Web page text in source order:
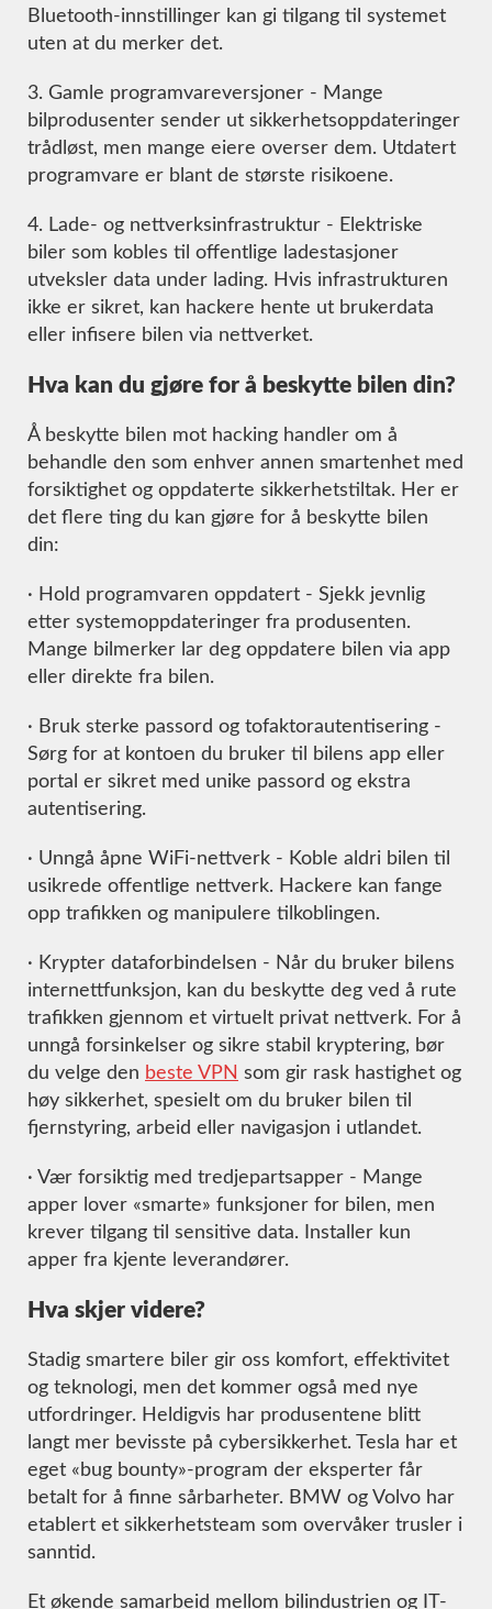
Bluetooth-innstillinger kan gi tilgang til systemet
uten at du merker det.
3. Gamle programvareversjoner - Mange
bilprodusenter sender ut sikkerhetsoppdateringer
trådløst, men mange eiere overser dem. Utdatert
programvare er blant de største risikoene.
4. Lade- og nettverksinfrastruktur - Elektriske
biler som kobles til offentlige ladestasjoner
utveksler data under lading. Hvis infrastrukturen
ikke er sikret, kan hackere hente ut brukerdata
eller infisere bilen via nettverket.
Hva kan du gjøre for å beskytte bilen din?
Å beskytte bilen mot hacking handler om å
behandle den som enhver annen smartenhet med
forsiktighet og oppdaterte sikkerhetstiltak. Her er
det flere ting du kan gjøre for å beskytte bilen
din:
· Hold programvaren oppdatert - Sjekk jevnlig
etter systemoppdateringer fra produsenten.
Mange bilmerker lar deg oppdatere bilen via app
eller direkte fra bilen.
· Bruk sterke passord og tofaktorautentisering -
Sørg for at kontoen du bruker til bilens app eller
portal er sikret med unike passord og ekstra
autentisering.
· Unngå åpne WiFi-nettverk - Koble aldri bilen til
usikrede offentlige nettverk. Hackere kan fange
opp trafikken og manipulere tilkoblingen.
· Krypter dataforbindelsen - Når du bruker bilens
internettfunksjon, kan du beskytte deg ved å rute
trafikken gjennom et virtuelt privat nettverk. For å
unngå forsinkelser og sikre stabil kryptering, bør
du velge den beste VPN som gir rask hastighet og
høy sikkerhet, spesielt om du bruker bilen til
fjernstyring, arbeid eller navigasjon i utlandet.
· Vær forsiktig med tredjepartsapper - Mange
apper lover «smarte» funksjoner for bilen, men
krever tilgang til sensitive data. Installer kun
apper fra kjente leverandører.
Hva skjer videre?
Stadig smartere biler gir oss komfort, effektivitet
og teknologi, men det kommer også med nye
utfordringer. Heldigvis har produsentene blitt
langt mer bevisste på cybersikkerhet. Tesla har et
eget «bug bounty»-program der eksperter får
betalt for å finne sårbarheter. BMW og Volvo har
etablert et sikkerhetsteam som overvåker trusler i
sanntid.
Et økende samarbeid mellom bilindustrien og IT-